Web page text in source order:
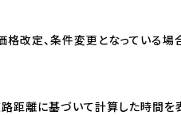
改定、条件変更となっている場
離に基づいて計算した時間を表